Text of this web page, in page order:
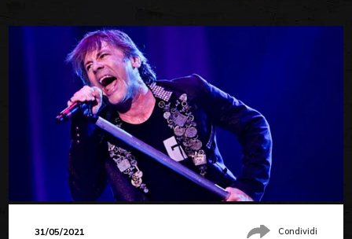
31/05/2021 Condividi